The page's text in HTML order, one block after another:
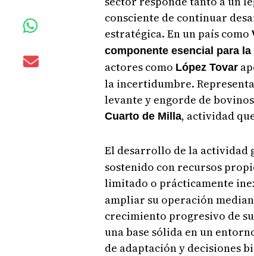
consciente de continuar
estratégica. En un país como
componente esencial para
actores como López Tovar
la incertidumbre.
levante y engorde de
Cuarto de Milla, actividad
El desarrollo de la actividad
sostenido con recursos
limitado o prácticamente
ampliar su operación
crecimiento progresivo de
una base sólida en un
de adaptación y decisiones